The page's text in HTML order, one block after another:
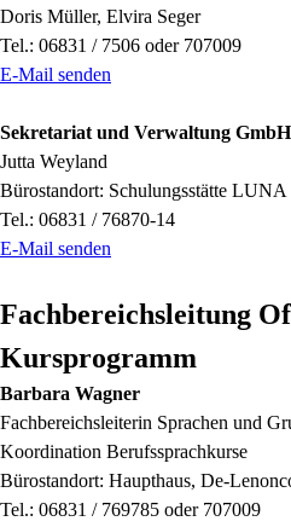
Doris Müller, Elvira Seger
Tel.: 06831 / 7506 oder 707009
E-Mail senden
Sekretariat und Verwaltung GmbH
Jutta Weyland
Bürostandort: Schulungsstätte
Tel.: 06831 / 76870-14
E-Mail senden
Fachbereichsleitung
Kursprogramm
Barbara Wagner
Fachbereichsleiterin Sprachen und
Koordination Berufssprachkurse
Bürostandort: Haupthaus, De-
Tel.: 06831 / 769785 oder 707009